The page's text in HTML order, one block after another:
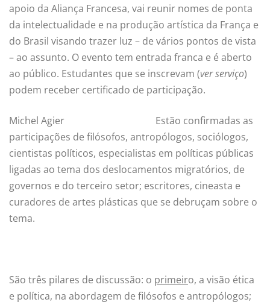
apoio da Aliança Francesa, vai reunir nomes de ponta
da intelectualidade e na produção artística da França e
do Brasil visando trazer luz – de vários pontos de vista
– ao assunto. O evento tem entrada franca e é aberto
ao público. Estudantes que se inscrevam (ver serviço)
podem receber certificado de participação.
Michel Agier
Estão confirmadas as
participações de filósofos, antropólogos, sociólogos,
cientistas políticos, especialistas em políticas públicas
ligadas ao tema dos deslocamentos migratórios, de
governos e do terceiro setor; escritores, cineasta e
curadores de artes plásticas que se debruçam sobre o
tema.
São três pilares de discussão: o primeiro, a visão ética
e política, na abordagem de filósofos e antropólogos;